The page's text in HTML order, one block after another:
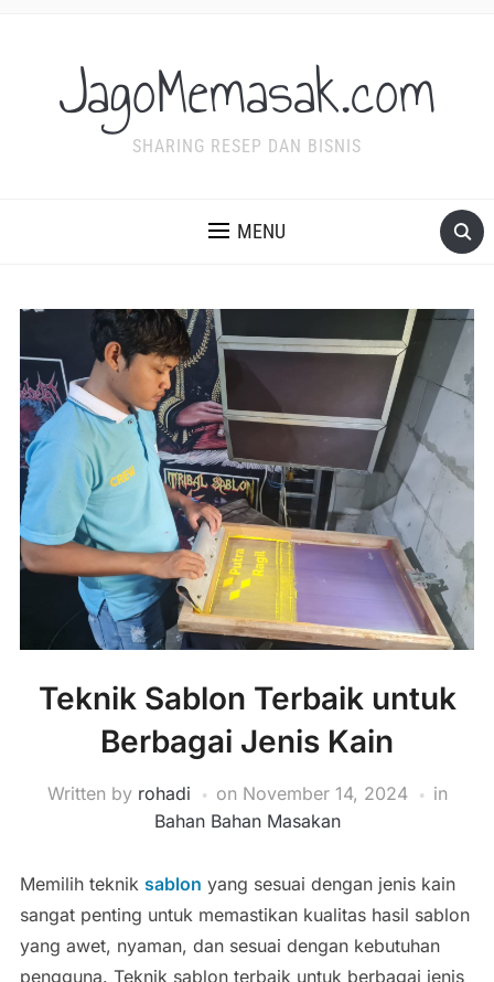
JagoMemasak.com
SHARING RESEP DAN BISNIS
MENU
Teknik Sablon Terbaik untuk
Berbagai Jenis Kain
Written by rohadi on November 14, 2024
in
Bahan Bahan Masakan
Memilih teknik sablon yang sesuai dengan jenis kain
sangat penting untuk memastikan kualitas hasil sablon
yang awet, nyaman, dan sesuai dengan kebutuhan
pengguna. Teknik sablon terbaik untuk berbagai jenis